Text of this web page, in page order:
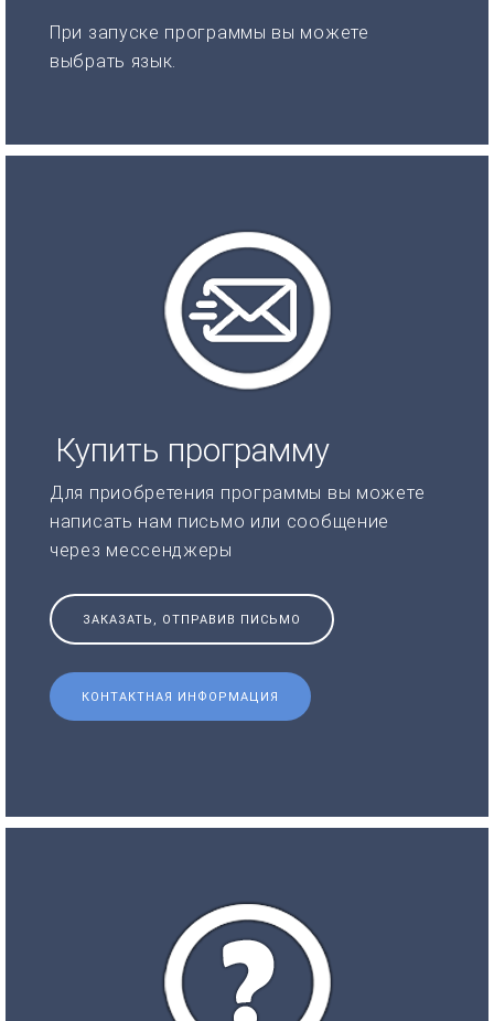
При запуске программы вы можете
выбрать язык.
Купить программу
Для приобретения программы вы можете
написать нам письмо или сообщение
через мессенджеры
ЗАКАЗАТЬ, ОТПРАВИВ ПИСЬМО
КОНТАКТНАЯ ИНФОРМАЦИЯ